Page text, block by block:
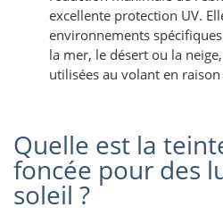
excellente protection UV.
environnements
la mer, le désert ou la
utilisées au volant en
Quelle est la
foncée pour des
soleil ?